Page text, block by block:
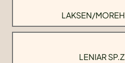
LAKSEN/
LENIAR